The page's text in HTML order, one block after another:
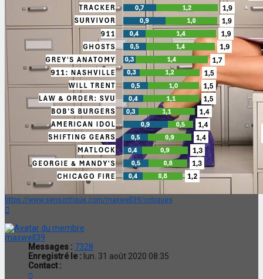
https://www.senscritique.com/maxwell39/critiques
maxwell39
Messages : 7328
Enregistré le : lun. 31 août 2020 08:35
Contact :